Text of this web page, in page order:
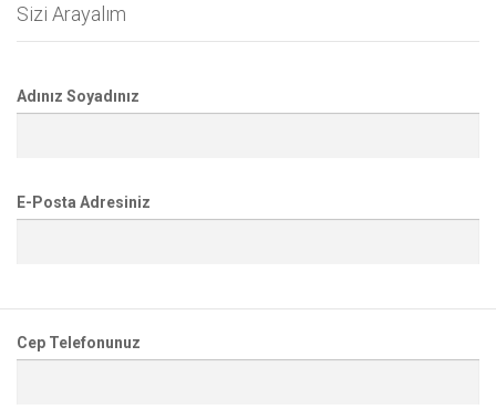
Sizi Arayalım
Adınız Soyadınız
E-Posta Adresiniz
Cep Telefonunuz